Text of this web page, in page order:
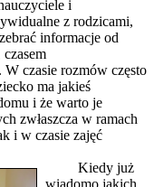
i
z rodzicami,
informacje od
czasie rozmów często
ma jakieś
i że warto je
zwłaszcza w ramach
i w czasie zajęć
Kiedy już
wiadomo jakich